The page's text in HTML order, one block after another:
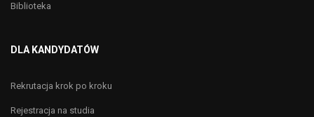
Biblioteka
DLA KANDYDATÓW
Rekrutacja krok po kroku
Rejestracja na studia